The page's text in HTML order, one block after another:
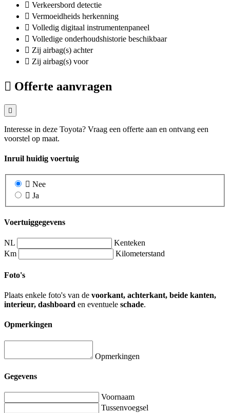
Verkeersbord detectie
Vermoeidheids herkenning
Volledig digitaal instrumentenpaneel
Volledige onderhoudshistorie beschikbaar
Zij airbag(s) achter
Zij airbag(s) voor
Offerte aanvragen
Interesse in deze Toyota? Vraag een offerte aan en ontvang een
voorstel op maat.
Inruil huidig voertuig
Nee
Ja
Voertuiggegevens
NL
Kenteken
Km
Kilometerstand
Foto's
Plaats enkele foto's van de voorkant, achterkant, beide kanten,
interieur, dashboard en eventuele schade.
Opmerkingen
Opmerkingen
Gegevens
Voornaam
Tussenvoegsel